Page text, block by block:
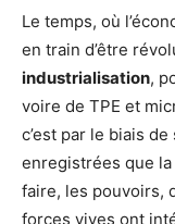
Le temps, où
en train d’être
industrialisation,
voire de TPE et
c’est par le biais
enregistrées que
faire, les pouvoirs,
forces vives ont